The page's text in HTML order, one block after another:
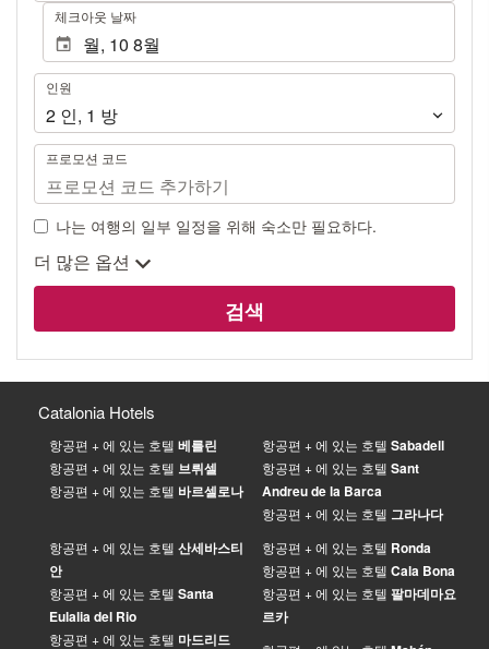
체크아웃 날짜
인
원
인원
2 인, 1 방
프로모션 코드
나는 여행의 일부 일정을 위해 숙소만 필요하다.
더 많은 옵션
검색
Catalonia Hotels
항공편 + 에 있는 호텔 베를린
항공편 + 에 있는 호텔 브뤼셀
항공편 + 에 있는 호텔 바르셀로나
항공편 + 에 있는 호텔 Sabadell
항공편 + 에 있는 호텔 Sant
Andreu de la Barca
항공편 + 에 있는 호텔 그라나다
항공편 + 에 있는 호텔 산세바스티
안
항공편 + 에 있는 호텔 Santa
Eulalia del Rio
항공편 + 에 있는 호텔 마드리드
항공편 + 에 있는 호텔 Ronda
항공편 + 에 있는 호텔 Cala Bona
항공편 + 에 있는 호텔 팔마데마요
르카